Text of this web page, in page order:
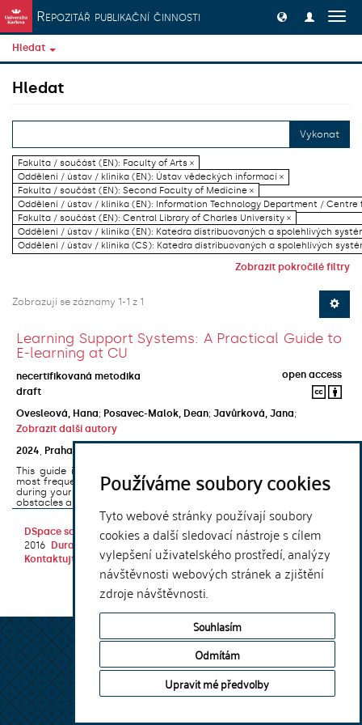
Používáme soubory cookies
Tyto webové stránky používají soubory
cookies a další sledovací nástroje s cílem
vylepšení uživatelského prostředí, analýzy
návštěvnosti webových stránek a zjištění
zdroje návštěvnosti.
Souhlasím
Odmítám
Upravit mé předvolby
Přeskočit na obsah
Repozitář publikační činnosti
Hledat
Hledat
Vykonat
Fakulta / součást (EN): Faculty of Arts ×
Oddělení / ústav / klinika (EN): Ústav vědeckých informací ×
Fakulta / součást (EN): Second Faculty of Medicine ×
Oddělení / ústav / klinika (EN): Information Technology Department / Centre
Fakulta / součást (EN): Central Library of Charles University ×
Oddělení / ústav / klinika (EN): Katedra distribuovaných a spolehlivých
Oddělení / ústav / klinika (CS): Katedra distribuovaných a spolehlivých
Zobrazit pokročilé filtry
Zobrazují se záznamy 1-1 z 1
Learning Support Systems: A Practical Guide to
E-learning at CU
necertifikovaná metodika
open access
draft
Ovesleová, Hana; Posavec-Malok, Dean; Javůrková, Jana;
Zobrazit další autory
2024
Praha
This guide introduces the e-learning support tools that are used
most frequently at Charles University and that you may encounter
during your studies. It will also help you to avoid the most common
obstacles associated ...
DSpace softwarecopyright © 2002-
2016
DuraSpace
Kontaktujte nás |Vyjádření názoru
Theme by